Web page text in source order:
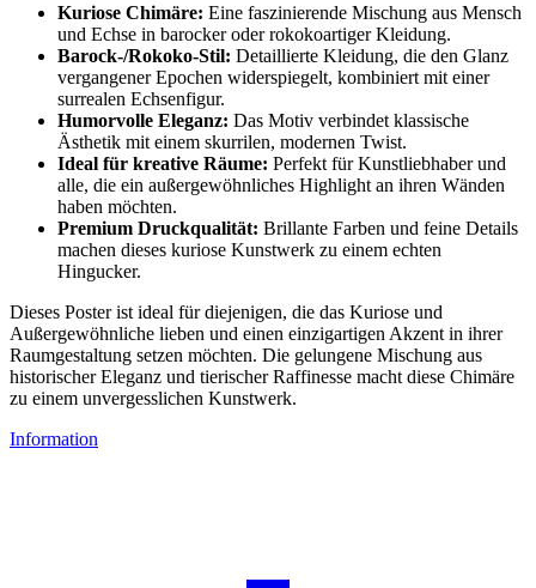
Kuriose Chimäre: Eine faszinierende Mischung aus Mensch
und Echse in barocker oder rokokoartiger Kleidung.
Barock-/Rokoko-Stil: Detaillierte Kleidung, die den Glanz
vergangener Epochen widerspiegelt, kombiniert mit einer
surrealen Echsenfigur.
Humorvolle Eleganz: Das Motiv verbindet klassische
Ästhetik mit einem skurrilen, modernen Twist.
Ideal für kreative Räume: Perfekt für Kunstliebhaber und
alle, die ein außergewöhnliches Highlight an ihren Wänden
haben möchten.
Premium Druckqualität: Brillante Farben und feine Details
machen dieses kuriose Kunstwerk zu einem echten
Hingucker.
Dieses Poster ist ideal für diejenigen, die das Kuriose und
Außergewöhnliche lieben und einen einzigartigen Akzent in ihrer
Raumgestaltung setzen möchten. Die gelungene Mischung aus
historischer Eleganz und tierischer Raffinesse macht diese Chimäre
zu einem unvergesslichen Kunstwerk.
Information